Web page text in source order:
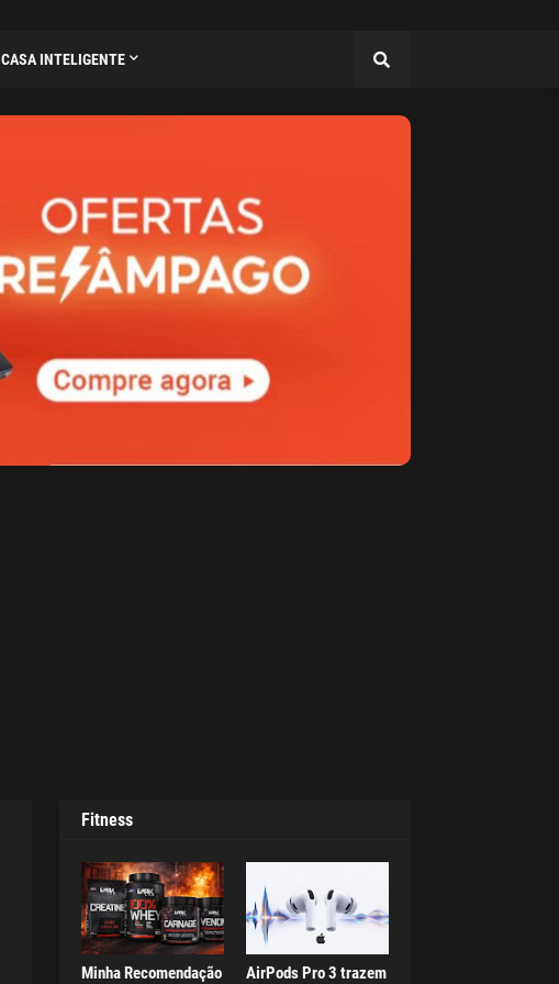
CASA INTELIGENTE
Fitness
Minha Recomendação
AirPods Pro 3 trazem